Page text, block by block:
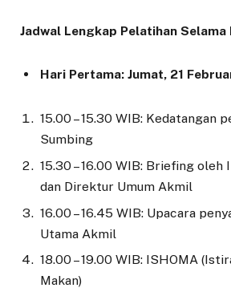
Jadwal Lengkap Pelatihan
Hari Pertama: Jumat, 21
15.00 – 15.30 WIB: Kedatangan
Sumbing
15.30 – 16.00 WIB: Briefing oleh
dan Direktur Umum Akmil
16.00 – 16.45 WIB: Upacara
Utama Akmil
18.00 – 19.00 WIB: ISHOMA
Makan)